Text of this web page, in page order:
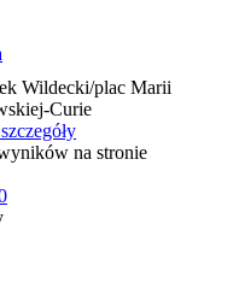
Wildecki/plac Marii
Curie
na stronie